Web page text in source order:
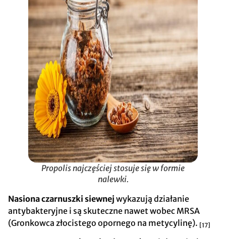
Propolis najczęściej stosuje się w formie
nalewki.
Nasiona czarnuszki siewnej wykazują działanie
antybakteryjne i są skuteczne nawet wobec MRSA
(Gronkowca złocistego opornego na metycylinę). [17]